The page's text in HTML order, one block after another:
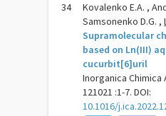
34
Kovalenko E.A. ,
Samsonenko D.G. ,
Supramolecular
based on Ln(III)
cucurbit[6]uril
Inorganica Chimica
121021 :1-7. DOI:
10.1016/